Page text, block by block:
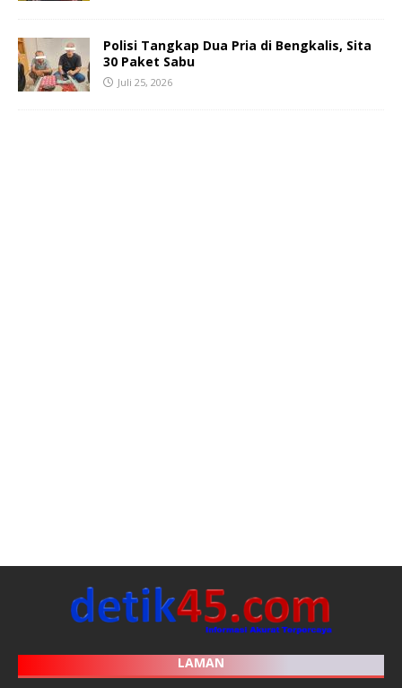
Polisi Tangkap Dua Pria di Bengkalis, Sita
30 Paket Sabu
Juli 25, 2026
LAMAN